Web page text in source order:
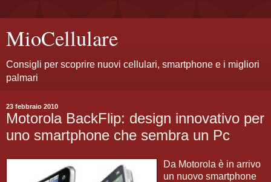
MioCellulare
Consigli per scoprire nuovi cellulari, smartphone e i migliori
palmari
23 febbraio 2010
Motorola BackFlip: design innovativo per
uno smartphone che sembra un Pc
Da Motorola è in arrivo
un nuovo smartphone